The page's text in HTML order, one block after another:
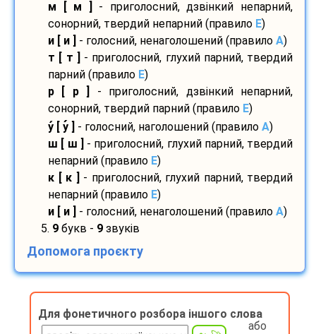
м [ м ]
- приголосний, дзвінкий непарний,
сонорний, твердий непарний (правило E)
и [ и ]
- голосний, ненаголошений (правило A)
т [ т ]
- приголосний, глухий парний, твердий
парний (правило E)
р [ р ]
- приголосний, дзвінкий непарний,
сонорний, твердий парний (правило E)
у [ у - голосний, наголошений (правило A)
ш [ ш ]
- приголосний, глухий парний, твердий
непарний (правило E)
к [ к ]
- приголосний, глухий парний, твердий
непарний (правило E)
и [ и ]
- голосний, ненаголошений (правило A)
5. 9 букв - 9 звуків
Допомога проєкту
Для фонетичного розбора іншого слова
або